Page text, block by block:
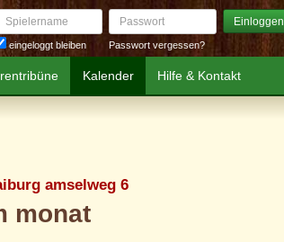
Spielername
eingeloggt bleiben
Passwort Einloggen
Passwort vergessen?
Kalender Hilfe & Kontakt
amselweg 6
monat